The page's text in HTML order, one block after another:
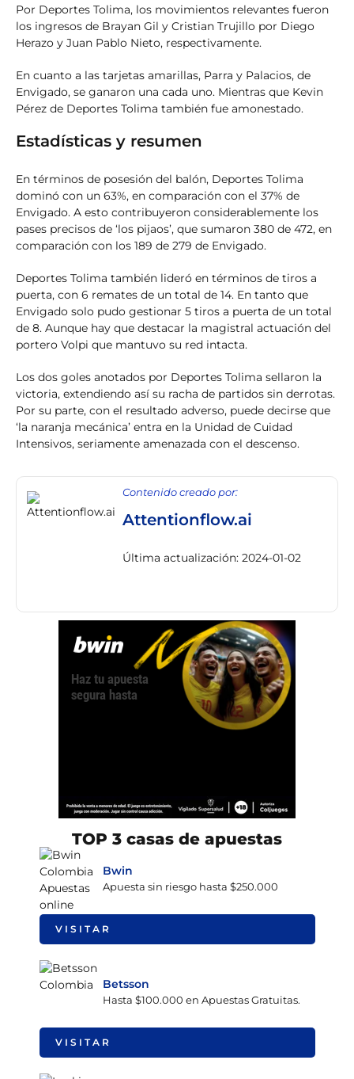
Por Deportes Tolima, los movimientos relevantes fueron
los ingresos de Brayan Gil y Cristian Trujillo por Diego
Herazo y Juan Pablo Nieto, respectivamente.
En cuanto a las tarjetas amarillas, Parra y Palacios, de
Envigado, se ganaron una cada uno. Mientras que Kevin
Pérez de Deportes Tolima también fue amonestado.
Estadísticas y resumen
En términos de posesión del balón, Deportes Tolima
dominó con un 63%, en comparación con el 37% de
Envigado. A esto contribuyeron considerablemente los
pases precisos de ‘los pijaos’, que sumaron 380 de 472, en
comparación con los 189 de 279 de Envigado.
Deportes Tolima también lideró en términos de tiros a
puerta, con 6 remates de un total de 14. En tanto que
Envigado solo pudo gestionar 5 tiros a puerta de un total
de 8. Aunque hay que destacar la magistral actuación del
portero Volpi que mantuvo su red intacta.
Los dos goles anotados por Deportes Tolima sellaron la
victoria, extendiendo así su racha de partidos sin derrotas.
Por su parte, con el resultado adverso, puede decirse que
‘la naranja mecánica’ entra en la Unidad de Cuidad
Intensivos, seriamente amenazada con el descenso.
Contenido creado por:
Attentionflow.ai
Última actualización: 2024-01-02
TOP 3 casas de apuestas
Bwin
Apuesta sin riesgo hasta $250.000
VISITAR
Betsson
Hasta $100.000 en Apuestas Gratuitas.
VISITAR